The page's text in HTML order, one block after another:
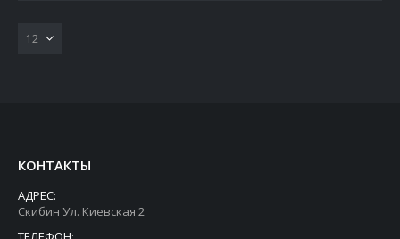
КОНТАКТЫ
АДРЕС:
Скибин Ул. Киевская 2